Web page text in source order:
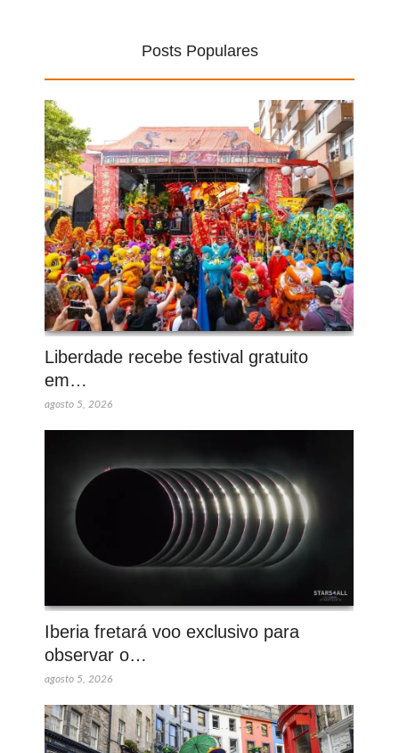
Posts Populares
Liberdade recebe festival gratuito
em…
agosto 5, 2026
Iberia fretará voo exclusivo para
observar o…
agosto 5, 2026